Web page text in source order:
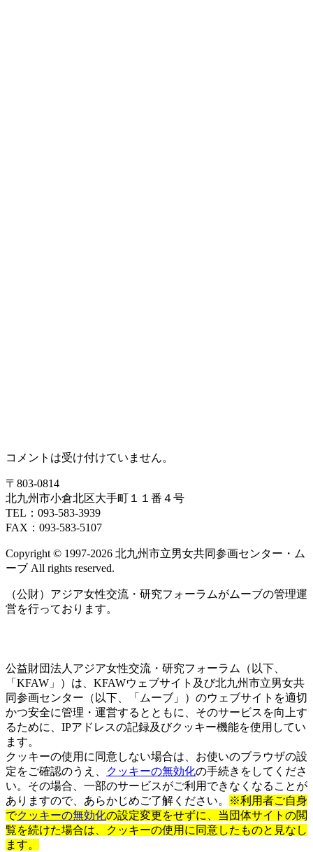
コメントは受け付けていません。
〒803‐0814
北九州市小倉北区大手町１１番４号
TEL：093‐583‐3939
FAX：093‐583‐5107
Copyright © 1997‐2026 北九州市立男女共同参画センター・ム
ーブ All rights reserved.
（公財）アジア女性交流・研究フォーラムがムーブの管理運
営を行っております。
公益財団法人アジア女性交流・研究フォーラム（以下、
「KFAW」）は、KFAWウェブサイト及び北九州市立男女共
同参画センター（以下、「ムーブ」）のウェブサイトを適切
かつ安全に管理・運営するとともに、そのサービスを向上す
るために、IPアドレスの記録及びクッキー機能を使用してい
ます。
クッキーの使用に同意しない場合は、お使いのブラウザの設
定をご確認のうえ、
クッキーの無効化の手続きをしてくださ
い。その場合、一部のサービスがご利用できなくなることが
ありますので、あらかじめご了解ください。
※利用者ご自身
でクッキーの無効化の設定変更をせずに、当団体サイトの閲
覧を続けた場合は、クッキーの使用に同意したものと見なし
ます。